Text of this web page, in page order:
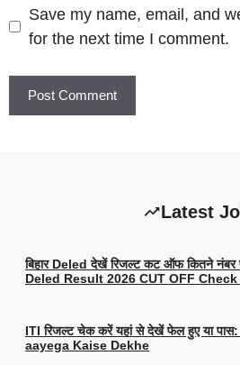
Save my name, email, and
for the next time I comment.
Latest
बिहार Deled देखें रिजल्ट कट ऑफ कितने नंबर
Deled Result 2026 CUT OFF
ITI रिजल्ट चेक करें यहां से देखें फेल हुए या
aayega Kaise Dekhe